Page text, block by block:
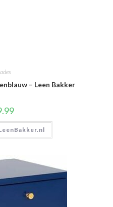
– Leen Bakker